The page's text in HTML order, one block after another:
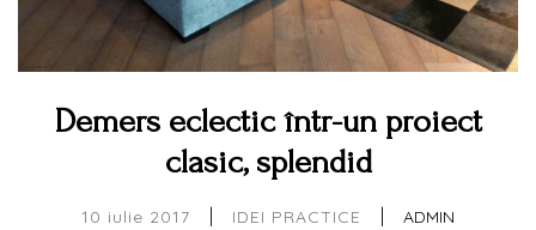
Demers eclectic într-un proiect
clasic, splendid
10 iulie 2017 IDEI PRACTICE ADMIN